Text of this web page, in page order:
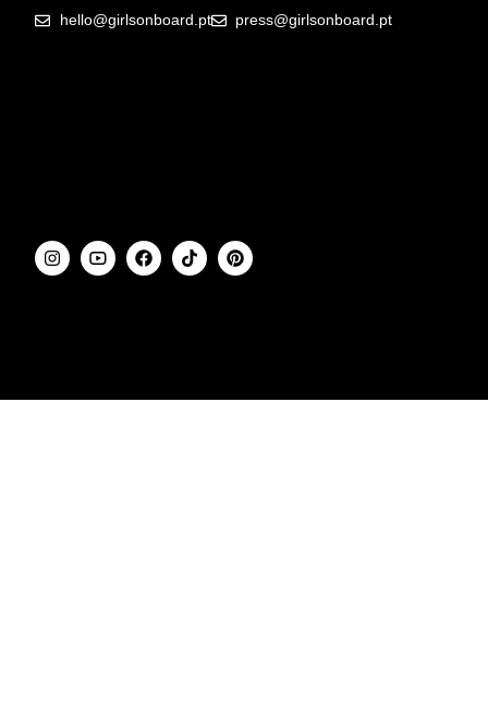
hello@girlsonboard.pt press@girlsonboard.pt